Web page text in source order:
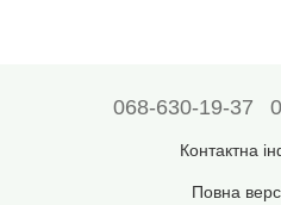
068-630-19-37
Контактна
Повна